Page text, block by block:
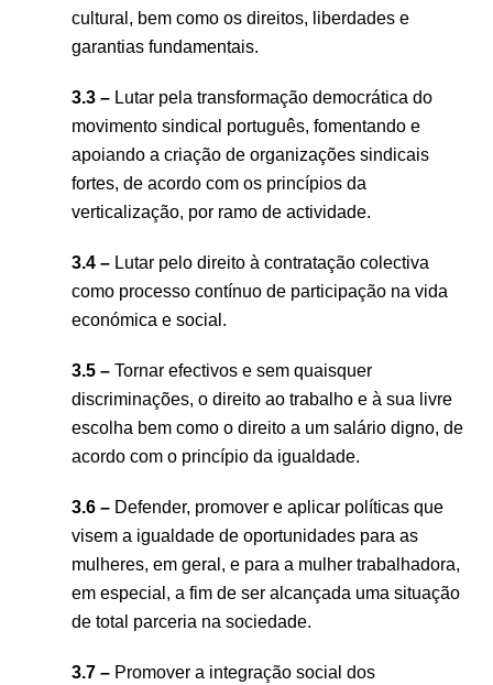
cultural, bem como os direitos, liberdades e
garantias fundamentais.
3.3 – Lutar pela transformação democrática do
movimento sindical português, fomentando e
apoiando a criação de organizações sindicais
fortes, de acordo com os princípios da
verticalização, por ramo de actividade.
3.4 – Lutar pelo direito à contratação colectiva
como processo contínuo de participação na vida
económica e social.
3.5 – Tornar efectivos e sem quaisquer
discriminações, o direito ao trabalho e à sua livre
escolha bem como o direito a um salário digno, de
acordo com o princípio da igualdade.
3.6 – Defender, promover e aplicar políticas que
visem a igualdade de oportunidades para as
mulheres, em geral, e para a mulher trabalhadora,
em especial, a fim de ser alcançada uma situação
de total parceria na sociedade.
3.7 – Promover a integração social dos